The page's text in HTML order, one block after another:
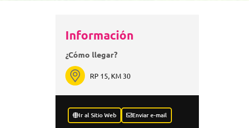
Información
¿Cómo llegar?
RP 15, KM 30
Ir al Sitio Web Enviar e-mail